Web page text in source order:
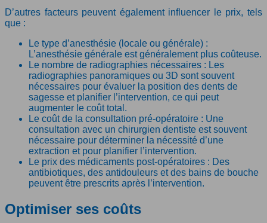
D’autres facteurs peuvent également influencer le prix, tels
que :
Le type d’anesthésie (locale ou générale) :
L’anesthésie générale est généralement plus coûteuse.
Le nombre de radiographies nécessaires : Les
radiographies panoramiques ou 3D sont souvent
nécessaires pour évaluer la position des dents de
sagesse et planifier l’intervention, ce qui peut
augmenter le coût total.
Le coût de la consultation pré-opératoire : Une
consultation avec un chirurgien dentiste est souvent
nécessaire pour déterminer la nécessité d’une
extraction et pour planifier l’intervention.
Le prix des médicaments post-opératoires : Des
antibiotiques, des antidouleurs et des bains de bouche
peuvent être prescrits après l’intervention.
Optimiser ses coûts